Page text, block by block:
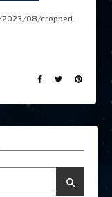
08/cropped-